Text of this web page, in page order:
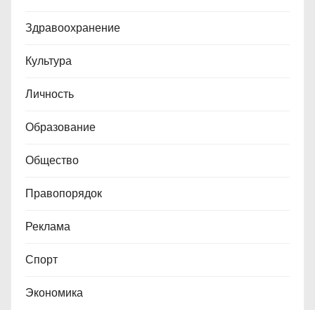
Здравоохранение
Культура
Личность
Образование
Общество
Правопорядок
Реклама
Спорт
Экономика